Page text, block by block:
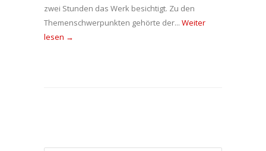
zwei Stunden das Werk besichtigt. Zu den
Themenschwerpunkten gehörte der... Weiter
lesen →